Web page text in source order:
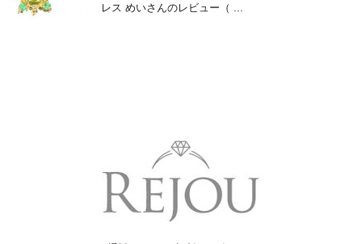
レス めいさんのレビュー（ ...